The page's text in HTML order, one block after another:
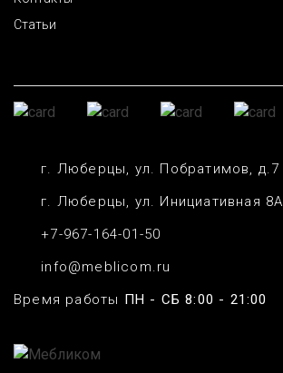
Статьи
г. Люберцы, ул. Побратимов, д.7
г. Люберцы, ул. Инициативная 8А
+7-967-164-01-50
info@meblicom.ru
Время работы
ПН - СБ 8:00 - 21:00